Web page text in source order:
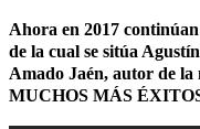
Ahora en 2017
de la cual se sitúa
Amado Jaén, autor de la
MUCHOS MÁS